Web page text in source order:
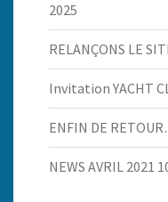
2025
RELANÇONS LE
Invitation YACHT
ENFIN DE
NEWS AVRIL 2021